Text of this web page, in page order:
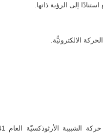
إلى الرؤية ذاتها.
الالكترونيًّة.